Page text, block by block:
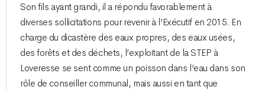
Son fils ayant grandi, il a répondu favorablement à
diverses sollicitations pour revenir à l’Exécutif en 2015. En
charge du dicastère des eaux propres, des eaux usées,
des forêts et des déchets, l’exploitant de la STEP à
Loveresse se sent comme un poisson dans l’eau dans son
rôle de conseiller communal, mais aussi en tant que